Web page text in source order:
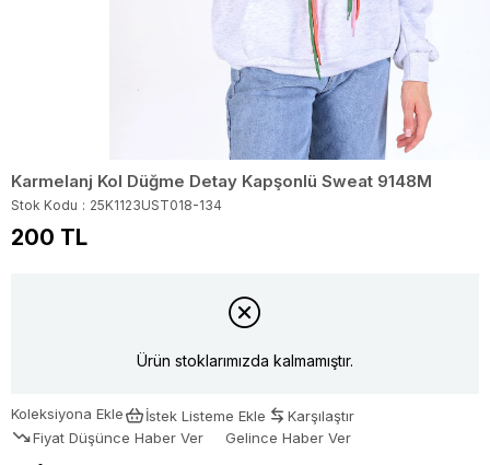
Karmelanj Kol Düğme Detay Kapşonlü Sweat 9148M
Stok Kodu 25K1123UST018-134
200 TL
Ürün stoklarımızda kalmamıştır.
Koleksiyona Ekle İstek Listeme Ekle
Karşılaştır
Fiyat Düşünce Haber Ver
Gelince Haber Ver